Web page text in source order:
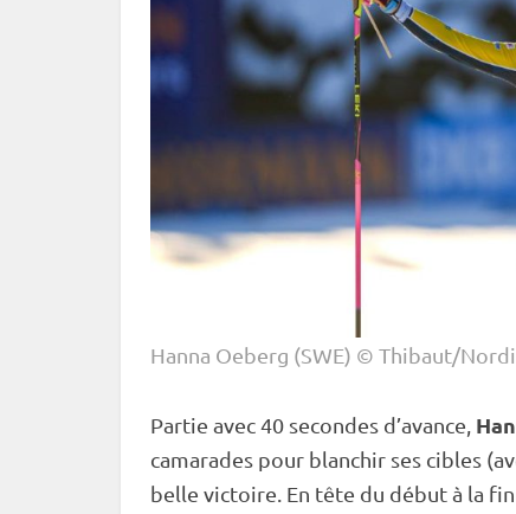
Hanna Oeberg (SWE) © Thibaut/
Partie avec 40 secondes d’avance,
camarades pour blanchir ses cibles
belle victoire. En tête du début à la